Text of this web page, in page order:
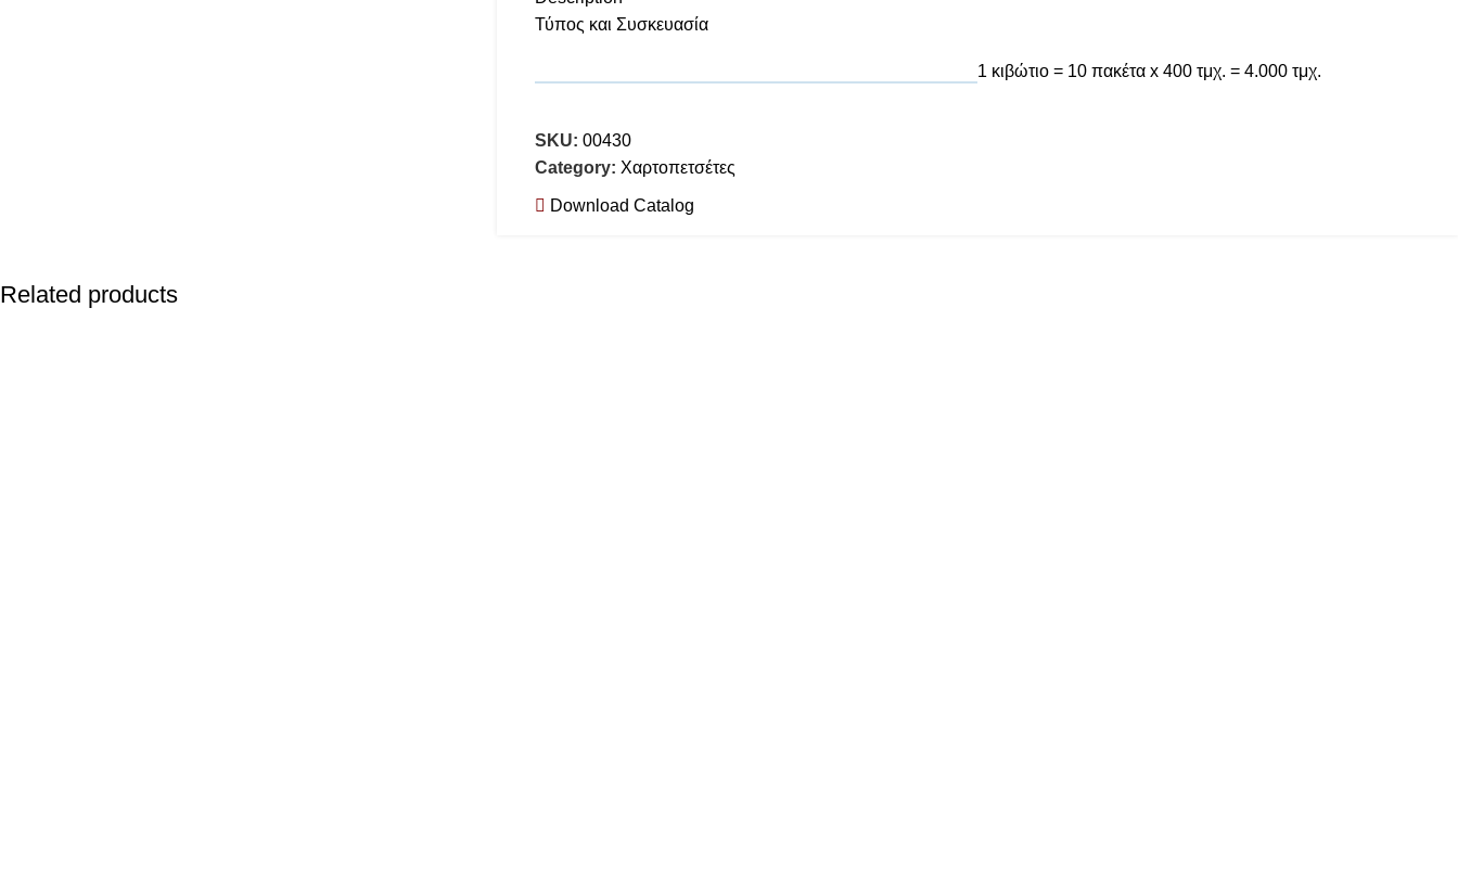
Τύπος και Συσκευασία
1 κιβώτιο = 10 πακέτα x 400 τμχ. = 4.000 τμχ.
SKU: 00430
Category: Χαρτοπετσέτες
Download Catalog
Related products